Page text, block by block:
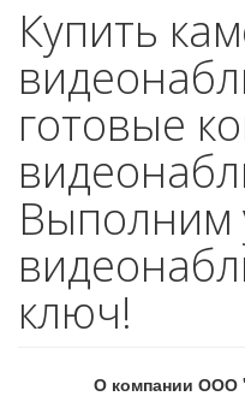
Купить
готовые
Выполним
ключ!
О компании ООО